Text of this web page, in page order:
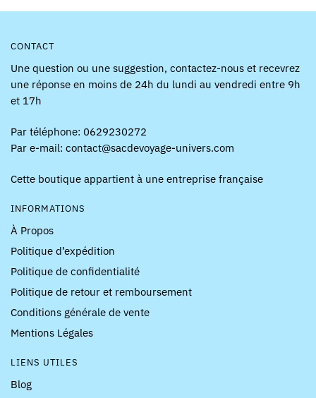
CONTACT
Une question ou une suggestion, contactez-nous et recevrez
une réponse en moins de 24h du lundi au vendredi entre 9h
et 17h
Par téléphone: 0629230272
Par e-mail: contact@sacdevoyage-univers.com
Cette boutique appartient à une entreprise française
INFORMATIONS
À Propos
Politique d’expédition
Politique de confidentialité
Politique de retour et remboursement
Conditions générale de vente
Mentions Légales
LIENS UTILES
Blog